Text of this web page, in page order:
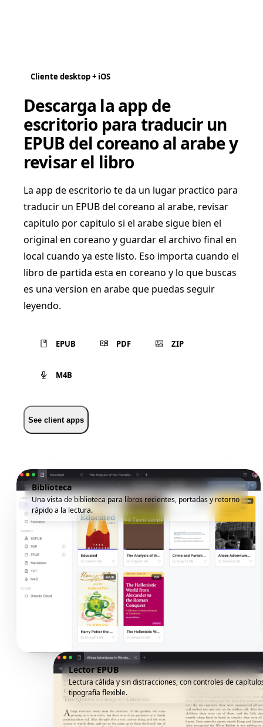
Cliente desktop + iOS
Descarga la app de
escritorio para traducir un
EPUB del coreano al arabe y
revisar el libro
La app de escritorio te da un lugar practico para
traducir un EPUB del coreano al arabe, revisar
capitulo por capitulo si el arabe sigue bien el
original en coreano y guardar el archivo final en
local cuando ya este listo. Eso importa cuando el
libro de partida esta en coreano y lo que buscas
es una version en arabe que puedas seguir
leyendo.
EPUB PDF ZIP
M4B
See client apps
Biblioteca
Una vista de biblioteca para libros recientes, portadas y retorno
rápido a la lectura.
Lector EPUB
Lectura cálida y sin distracciones, con controles de
tipografía flexible.